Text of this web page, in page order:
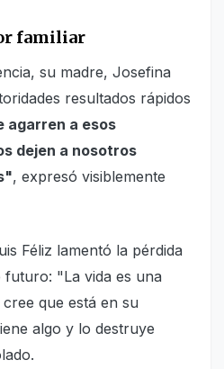
familiar
su madre, Josefina
resultados rápidos
agarren a esos
dejen a nosotros
, expresó visiblemente
Féliz lamentó la pérdida
"La vida es una
que está en su
algo y lo destruye